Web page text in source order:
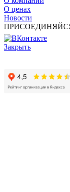
О ценах
Новости
Закрыть